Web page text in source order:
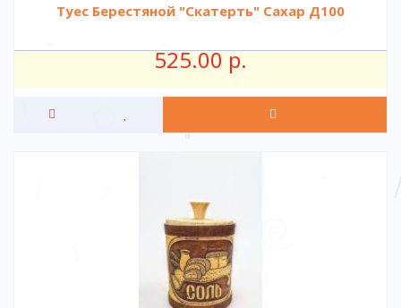
Туес Берестяной "Скатерть" Сахар Д100
525.00 р.